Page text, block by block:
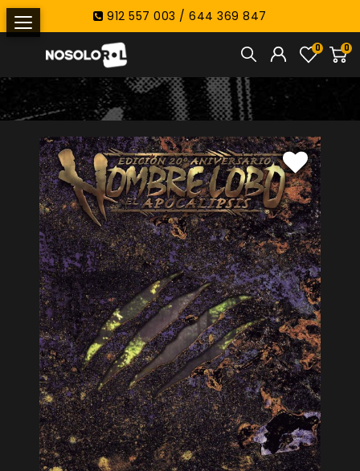
912 557 003 / 644 369 847
0
0